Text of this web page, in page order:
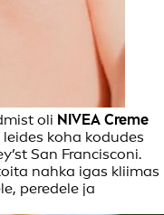
oli NIVEA Creme
koha kodudes
San Francisconi.
nahka igas kliimas
peredele ja